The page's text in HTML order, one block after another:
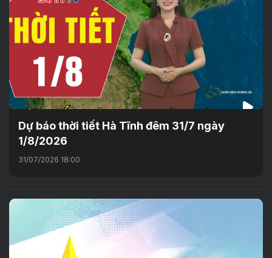
Dự báo thời tiết Hà Tĩnh đêm 31/7 ngày
1/8/2026
31/07/2026 18:00